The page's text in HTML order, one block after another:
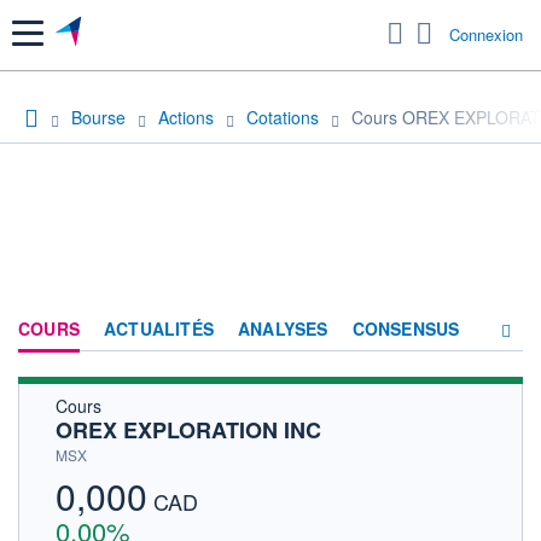
Menu Connexion
Bourse Actions Cotations Cours OREX
COURS ACTUALITÉS ANALYSES CONSENSUS
Cours
OREX EXPLORATION INC
MSX
0,000 CAD
0,00%